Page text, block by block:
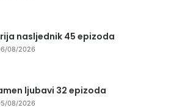
nasljednik 45 epizoda
08/2026
ljubavi 32 epizoda
08/2026